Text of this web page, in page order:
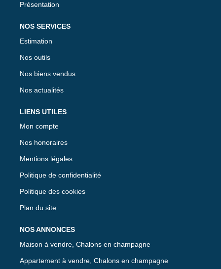
Présentation
NOS SERVICES
Estimation
Nos outils
Nos biens vendus
Nos actualités
LIENS UTILES
Mon compte
Nos honoraires
Mentions légales
Politique de confidentialité
Politique des cookies
Plan du site
NOS ANNONCES
Maison à vendre, Chalons en champagne
Appartement à vendre, Chalons en champagne